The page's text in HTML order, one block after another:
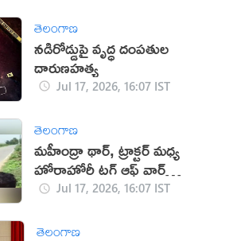
తెలంగాణ
నడిరోడ్డుపై వృద్ధ దంపతుల
దారుణహత్య
Jul 17, 2026, 16:07 IST
తెలంగాణ
మహీంద్రా థార్, ట్రాక్టర్ మధ్య
హోరాహోరీ టగ్ ఆఫ్ వార్
(వీడియో)
Jul 17, 2026, 16:07 IST
తెలంగాణ